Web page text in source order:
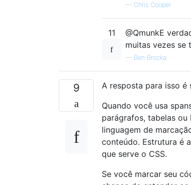
— Chris Cooper
11
@QmunkE
muitas vezes se
— Ben Brocka
9 A resposta para isso é
Quando você usa
parágrafos, tabelas ou
linguagem de
conteúdo. Estrutura é
que serve o CSS.
Se você marcar seu